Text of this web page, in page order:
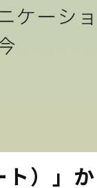
ト）」